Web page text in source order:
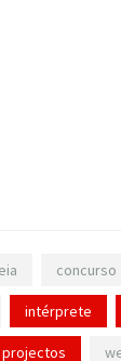
concurso
intérprete
projectos